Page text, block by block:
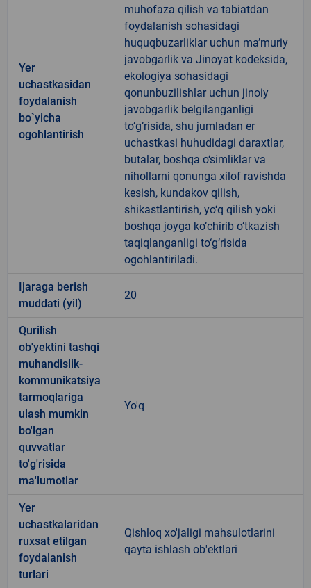
Yer
uchastkasidan
foydalanish
bo`yicha
ogohlantirish
muhofaza qilish va tabiatdan
foydalanish sohasidagi
huquqbuzarliklar uchun ma’muriy
javobgarlik va Jinoyat kodeksida,
ekologiya sohasidagi
qonunbuzilishlar uchun jinoiy
javobgarlik belgilanganligi
to‘g‘risida, shu jumladan er
uchastkasi huhudidagi daraxtlar,
butalar, boshqa o‘simliklar va
nihollarni qonunga xilof ravishda
kesish, kundakov qilish,
shikastlantirish, yo‘q qilish yoki
boshqa joyga ko‘chirib o‘tkazish
taqiqlanganligi to‘g‘risida
ogohlantiriladi.
Ijaraga berish
muddati (yil)
20
Qurilish
ob'yektini tashqi
muhandislik-
kommunikatsiya
tarmoqlariga
ulash mumkin
bo'lgan
quvvatlar
to'g'risida
ma'lumotlar
Yo'q
Yer
uchastkalaridan
ruxsat etilgan
foydalanish
turlari
Qishloq xo'jaligi mahsulotlarini
qayta ishlash ob'ektlari